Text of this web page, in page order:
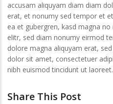
accusam aliquyam diam diam
erat, et nonumy sed tempor et
ea et gubergren, kasd magna
elitr, sed diam nonumy eirmod
dolore magna aliquyam erat,
dolor sit amet, consectetuer
nibh euismod tincidunt ut laoreet.
Share This Post